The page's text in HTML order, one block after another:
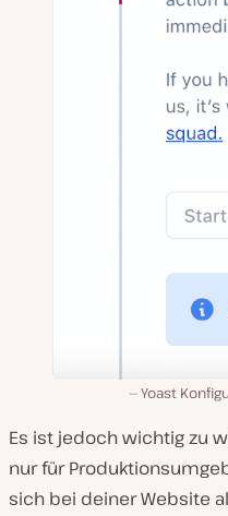
Yoast
Es ist jedoch wichtig zu
nur für
sich bei deiner Website